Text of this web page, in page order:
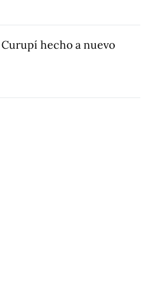
hecho a nuevo